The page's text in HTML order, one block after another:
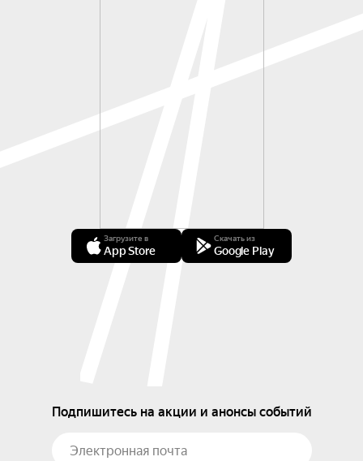
Загрузите в
App Store
Скачать из
Google Play
Подпишитесь на акции и анонсы событий